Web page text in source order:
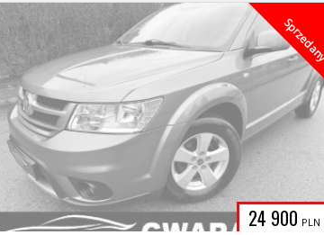
24 900 PLN
Sprzedany